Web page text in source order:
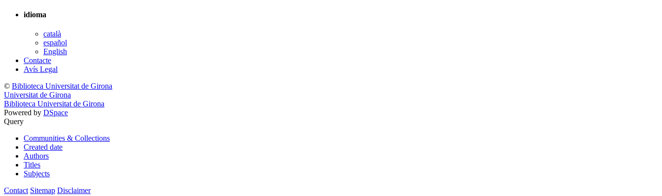
idioma
català
español
English
Contacte
Avís Legal
© Biblioteca Universitat de Girona
Universitat de Girona
Biblioteca Universitat de Girona
Powered by DSpace
Query
Communities & Collections
Created date
Authors
Titles
Subjects
Contact Sitemap Disclaimer